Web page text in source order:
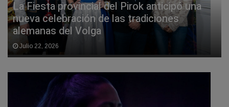
La Fiesta provincial del Pirok anticipó una
nueva celebración de las tradiciones
alemanas del Volga
Julio 22, 2026